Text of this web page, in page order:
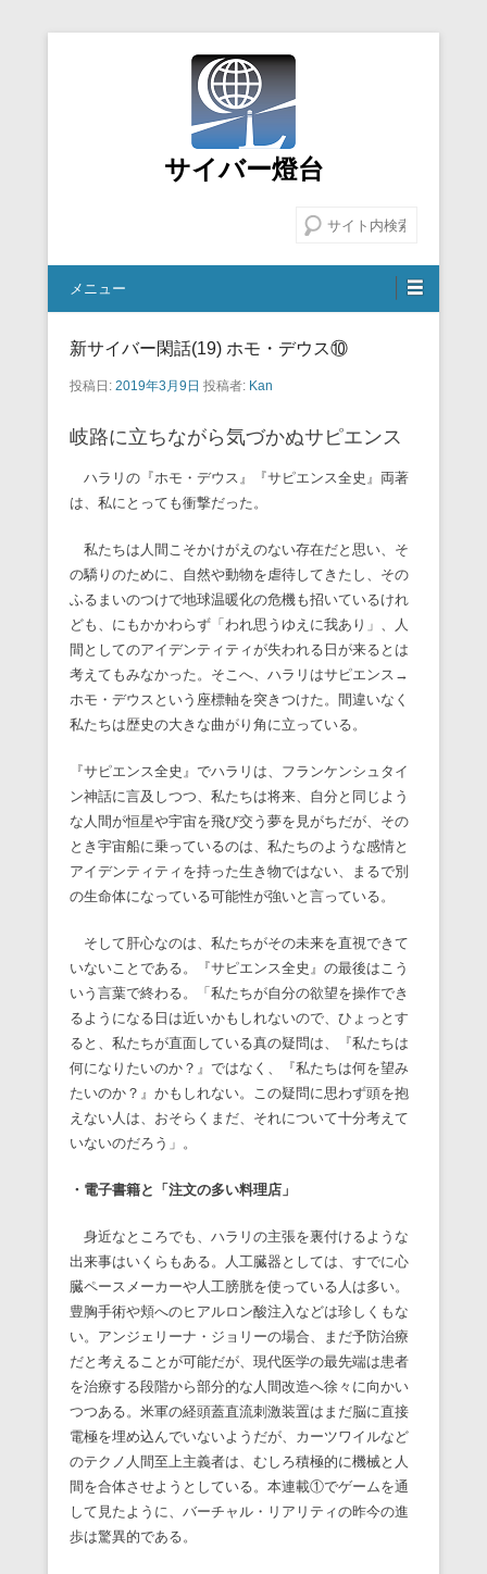
サイバー燈台
メニュー
新サイバー閑話(19) ホモ・デウス⑩
投稿日: 2019年3月9日 投稿者: Kan
岐路に立ちながら気づかぬサピエンス
ハラリの『ホモ・デウス』『サピエンス全史』両著
は、私にとっても衝撃だった。
私たちは人間こそかけがえのない存在だと思い、そ
の驕りのために、自然や動物を虐待してきたし、その
ふるまいのつけで地球温暖化の危機も招いているけれ
ども、にもかかわらず「われ思うゆえに我あり」、人
間としてのアイデンティティが失われる日が来るとは
考えてもみなかった。そこへ、ハラリはサピエンス→
ホモ・デウスという座標軸を突きつけた。間違いなく
私たちは歴史の大きな曲がり角に立っている。
『サピエンス全史』でハラリは、フランケンシュタイ
ン神話に言及しつつ、私たちは将来、自分と同じよう
な人間が恒星や宇宙を飛び交う夢を見がちだが、その
とき宇宙船に乗っているのは、私たちのような感情と
アイデンティティを持った生き物ではない、まるで別
の生命体になっている可能性が強いと言っている。
そして肝心なのは、私たちがその未来を直視できて
いないことである。『サピエンス全史』の最後はこう
いう言葉で終わる。「私たちが自分の欲望を操作でき
るようになる日は近いかもしれないので、ひょっとす
ると、私たちが直面している真の疑問は、『私たちは
何になりたいのか？』ではなく、『私たちは何を望み
たいのか？』かもしれない。この疑問に思わず頭を抱
えない人は、おそらくまだ、それについて十分考えて
いないのだろう」。
・電子書籍と「注文の多い料理店」
身近なところでも、ハラリの主張を裏付けるような
出来事はいくらもある。人工臓器としては、すでに心
臓ペースメーカーや人工膀胱を使っている人は多い。
豊胸手術や頬へのヒアルロン酸注入などは珍しくもな
い。アンジェリーナ・ジョリーの場合、まだ予防治療
だと考えることが可能だが、現代医学の最先端は患者
を治療する段階から部分的な人間改造へ徐々に向かい
つつある。米軍の経頭蓋直流刺激装置はまだ脳に直接
電極を埋め込んでいないようだが、カーツワイルなど
のテクノ人間至上主義者は、むしろ積極的に機械と人
間を合体させようとしている。本連載①でゲームを通
して見たように、バーチャル・リアリティの昨今の進
歩は驚異的である。